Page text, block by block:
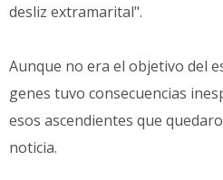
desliz extramarital".
Aunque no era el objetivo del
genes tuvo consecuencias
esos ascendientes que
noticia.